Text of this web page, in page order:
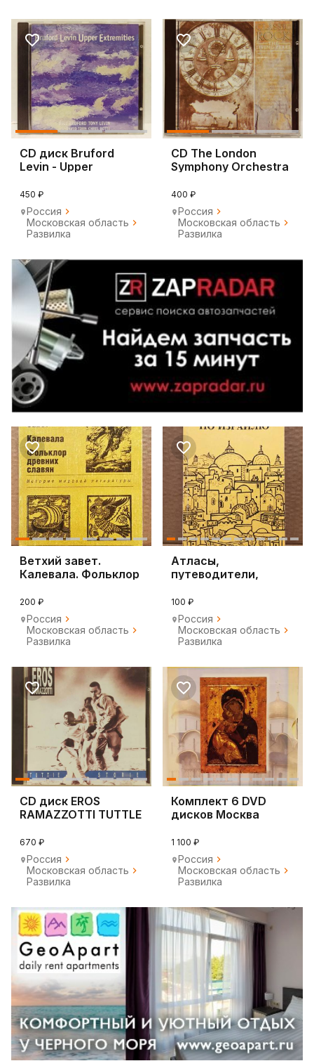
CD диск Bruford
Levin - Upper
450 ₽
Россия
Московская область
Развилка
CD The London
Symphony Orchestra
400 ₽
Россия
Московская область
Развилка
Ветхий завет.
Калевала. Фольклор
200 ₽
Россия
Московская область
Развилка
Атласы,
путеводители,
100 ₽
Россия
Московская область
Развилка
CD диск EROS
RAMAZZOTTI TUTTLE
670 ₽
Россия
Московская область
Развилка
Комплект 6 DVD
дисков Москва
1 100 ₽
Россия
Московская область
Развилка